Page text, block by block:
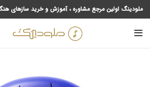
ملودینگ اولین مرجع مشاوره ، آموزش و خرید سازهای